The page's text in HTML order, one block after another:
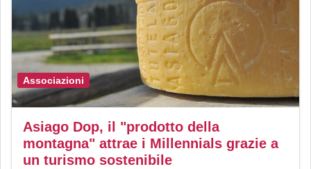
Associazioni
Asiago Dop, il "prodotto della
montagna" attrae i Millennials grazie a
un turismo sostenibile